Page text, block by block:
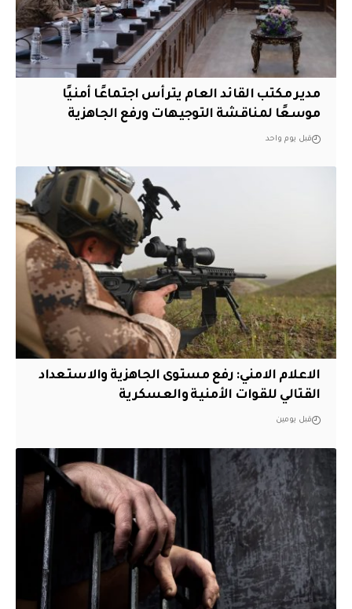
مدير مكتب القائد العام يترأس اجتماعًا أمنيًا
موسعًا لمناقشة التوجيهات ورفع الجاهزية
قبل يوم واحد
الاعلام الامني: رفع مستوى الجاهزية والاستعداد
القتالي للقوات الأمنية والعسكرية
قبل يومين